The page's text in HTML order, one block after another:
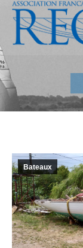
Bateaux